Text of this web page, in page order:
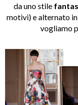
da uno stile
motivi) e alternato
vogliamo